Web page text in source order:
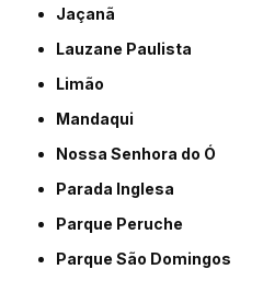
Jaçanã
Lauzane Paulista
Limão
Mandaqui
Nossa Senhora do Ó
Parada Inglesa
Parque Peruche
Parque São Domingos